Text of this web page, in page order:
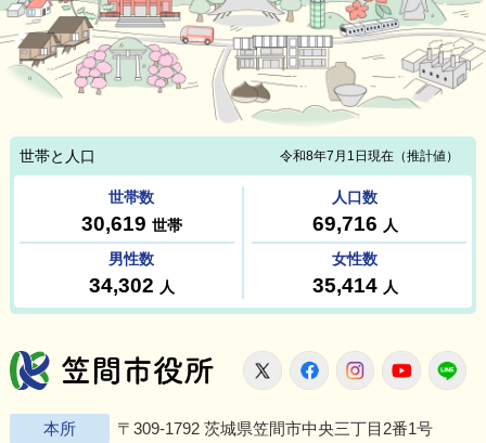
笠間市役所
X FacebookInstagram
本所 〒309-1792 茨城県笠間市中央三丁目2番1号